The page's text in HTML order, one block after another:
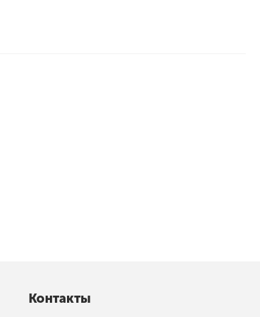
Контакты